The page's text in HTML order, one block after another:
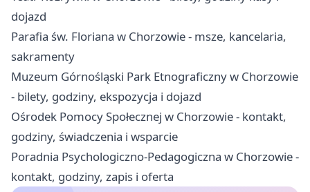
dojazd
Parafia św. Floriana w Chorzowie - msze, kancelaria,
sakramenty
Muzeum Górnośląski Park Etnograficzny w Chorzowie
- bilety, godziny, ekspozycja i dojazd
Ośrodek Pomocy Społecznej w Chorzowie - kontakt,
godziny, świadczenia i wsparcie
Poradnia Psychologiczno-Pedagogiczna w Chorzowie -
kontakt, godziny, zapis i oferta